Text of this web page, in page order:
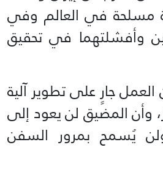
مسلحة في العالم وفي
وأفشلتهما في تحقيق
جارٍ على تطوير آلية
وأن المضيق لن يعود إلى
يُسمح بمرور السفن